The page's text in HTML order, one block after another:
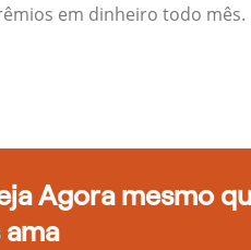
em dinheiro todo mês.
Agora mesmo
ama